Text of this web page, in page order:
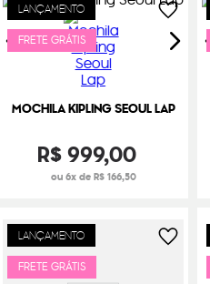
LANÇAMENTO
FRETE GRÁTIS
MOCHILA KIPLING SEOUL LAP
R$999,00
ou 6x de R$ 166,50
LANÇAMENTO
FRETE GRÁTIS